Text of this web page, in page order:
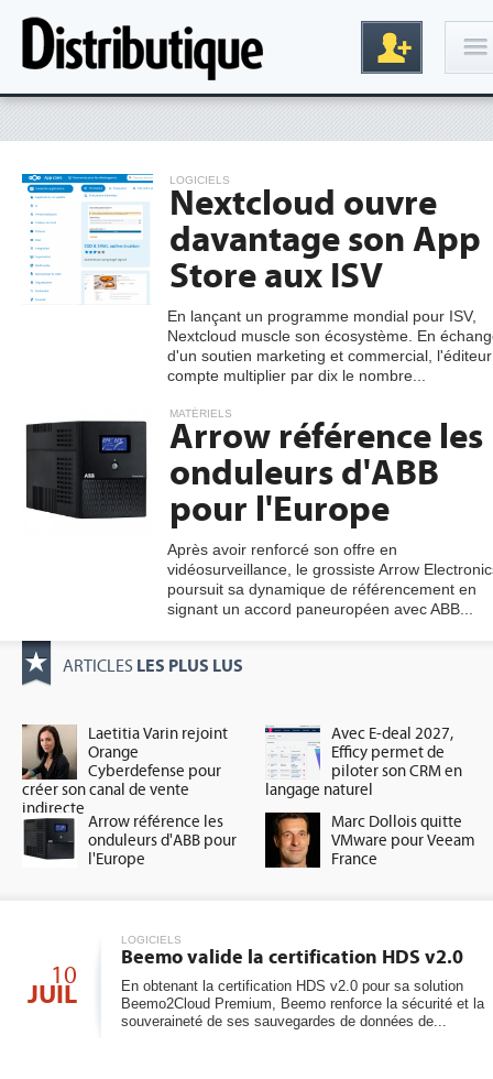
Inscription
gratuite
LOGICIELS
Nextcloud ouvre
davantage son App
Store aux ISV
En lançant un programme mondial pour ISV,
Nextcloud muscle son écosystème. En
d'un soutien marketing et commercial, l'éditeur
compte multiplier par dix le nombre...
MATÉRIELS
Arrow référence les
onduleurs d'ABB
pour l'Europe
Après avoir renforcé son offre en
vidéosurveillance, le grossiste Arrow
poursuit sa dynamique de référencement en
signant un accord paneuropéen avec ABB...
ARTICLES LES PLUS LUS
Laetitia Varin rejoint
Orange
Cyberdefense pour
créer son canal de vente
indirecte
Avec E-deal 2027,
Efficy permet de
piloter son CRM en
langage naturel
Arrow référence les
onduleurs d'ABB pour
l'Europe
Marc Dollois quitte
VMware pour Veeam
France
10
JUIL
LOGICIELS
Beemo valide la certification HDS v2.0
En obtenant la certification HDS v2.0 pour sa solution
Beemo2Cloud Premium, Beemo renforce la sécurité et la
souveraineté de ses sauvegardes de données de...